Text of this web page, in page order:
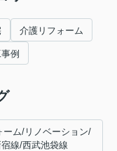
介護リフォーム
例
ーム/リノベーション/
線/西武池袋線